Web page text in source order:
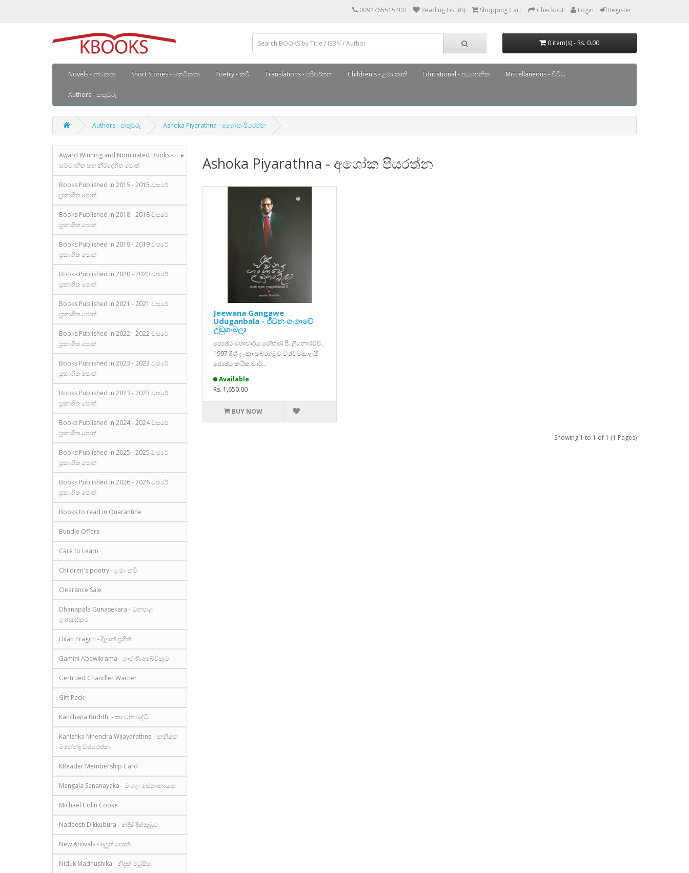
0094765515400 Reading List (0) Shopping Cart Checkout Login Register
0 item(s) - Rs. 0.00
Novels - නවකතා Short Stories - කෙටිකතා Poetry - කවි Translations - පරිවර්තන Children's - ළමා කෘති Educational - අධ්‍යාපනික Miscellaneous - විවිධ
Authors - කතුවරු
Authors - කතුවරු Ashoka Piyarathna - අශෝක පියරත්න
Award Winning and Nominated Books -
සම්මානිත සහ නිර්දේශිත පොත්
Books Published in 2015 - 2015 වසරේ
ප්‍රකාශිත පොත්
Books Published in 2018 - 2018 වසරේ
ප්‍රකාශිත පොත්
Books Published in 2019 - 2019 වසරේ
ප්‍රකාශිත පොත්
Books Published in 2020 - 2020 වසරේ
ප්‍රකාශිත පොත්
Books Published in 2021 - 2021 වසරේ
ප්‍රකාශිත පොත්
Books Published in 2022 - 2022 වසරේ
ප්‍රකාශිත පොත්
Books Published in 2023 - 2023 වසරේ
ප්‍රකාශිත පොත්
Books Published in 2023 - 2023 වසරේ
ප්‍රකාශිත පොත්
Books Published in 2024 - 2024 වසරේ
ප්‍රකාශිත පොත්
Books Published in 2025 - 2025 වසරේ
ප්‍රකාශිත පොත්
Books Published in 2026 - 2026 වසරේ
ප්‍රකාශිත පොත්
Books to read in Quarantine
Bundle Offers
Care to Learn
Children's poetry - ළමා කවි
Clearance Sale
Dhanapala Gunasekara - ධනපාල
ගුණසේකර
Dilan Pragith - දිලාන් ප්‍රගීත්
Gamini Abewikrama - ගාමිණී අබේවික්‍රම
Gertrued Chandler Warner
Gift Pack
Kanchana Buddhi - කාංචන බුද්ධි
Kanishka Mhendra Wijayarathne - කනිෂ්ක
මහේන්ද්‍ර විජයරත්න
KReader Membership Card
Mangala Senanayaka - මංගල සේනානායක
Michael Colin Cooke
Nadeesh Dikkubura - නදීෂ් දික්කුඹුර
New Arrivals - අලුත් පොත්
Niduk Madhushika - නිදුක් මධුෂික
Ashoka Piyarathna - අශෝක පියරත්න
Jeewana Gangawe
Uduganbala - ජීවන ගංගාවේ
උඩුගංබලා
ජ්‍යෙෂ්ඨ මහාචාර්ය රෝහණ පී. ලියනාරච්ච්,
1997 දී ශ්‍රී ලංකා සබරගමුව විශ්වවිද්‍යාලයී
ජ්‍යෙෂ්ඨ කථීකාචාර්..
Available
Rs. 1,650.00
BUY NOW
Showing 1 to 1 of 1 (1 Pages)